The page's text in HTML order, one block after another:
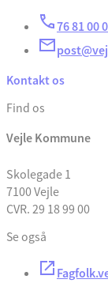
76 81 00
Kontakt os
Find os
Vejle Kommune
Skolegade 1
7100 Vejle
CVR. 29 18 99 00
Se også